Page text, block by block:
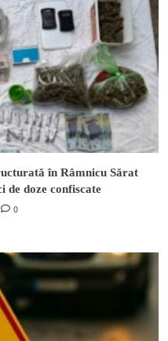
în Râmnicu Sărat
de doze confiscate
0